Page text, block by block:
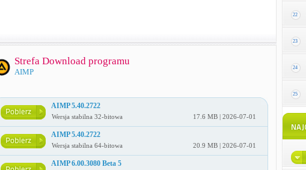
Strefa Download programu
AIMP
AIMP 5.40.2722
Wersja stabilna 32-bitowa 17.6 MB | 2026-07-01
AIMP 5.40.2722
Wersja stabilna 64-bitowa 20.9 MB | 2026-07-01
AIMP 6.00.3080 Beta 5
22
23
24
25